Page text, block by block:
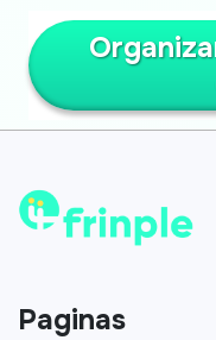
Paginas